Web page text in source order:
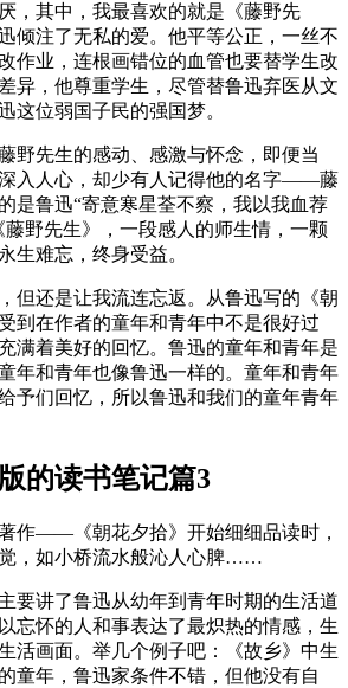
，其中，我最喜欢的就是《藤野先
倾注了无私的爱。他平等公正，一丝不
作业，连根画错位的血管也要替学生改
异，他尊重学生，尽管替鲁迅弃医从文
这位弱国子民的强国梦。
野先生的感动、感激与怀念，即便当
深入人心，却少有人记得他的名字——藤
是鲁迅“寄意寒星荃不察，我以我血荐
藤野先生》，一段感人的师生情，一颗
生难忘，终身受益。
但还是让我流连忘返。从鲁迅写的《朝
到在作者的童年和青年中不是很好过
满着美好的回忆。鲁迅的童年和青年是
年和青年也像鲁迅一样的。童年和青年
予们回忆，所以鲁迅和我们的童年青年
的读书笔记篇3
作——《朝花夕拾》开始细细品读时，
，如小桥流水般沁人心脾……
要讲了鲁迅从幼年到青年时期的生活道
忘怀的人和事表达了最炽热的情感，生
活画面。举几个例子吧：《故乡》中生
童年，鲁迅家条件不错，但他没有自